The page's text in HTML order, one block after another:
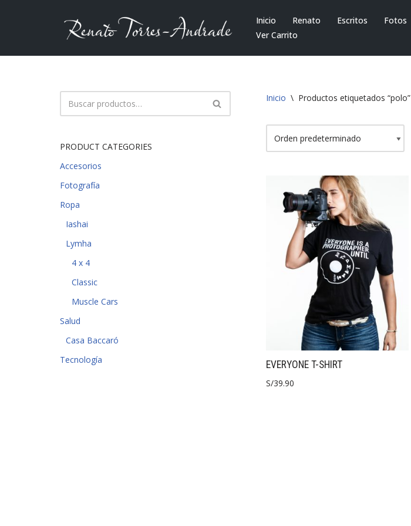
contenido
Inicio Renato Escritos Fotos
Ver Carrito
PRODUCT CATEGORIES
Accesorios
Fotografía
Ropa
Iashai
Lymha
4 x 4
Classic
Muscle Cars
Salud
Casa Baccaró
Tecnología
Inicio \ Productos etiquetados “polo”
EVERYONE T-SHIRT
S/39.90